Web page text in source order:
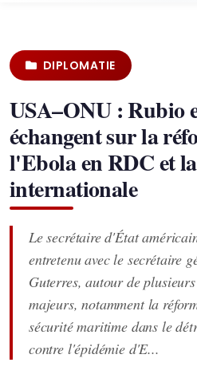
DIPLOMATIE
USA–ONU : Rubio
échangent sur la
l'Ebola en RDC et
internationale
Le secrétaire d'État
entretenu avec le secrétaire
Guterres, autour de
majeurs, notamment la
sécurité maritime dans le
contre l'épidémie d'E...